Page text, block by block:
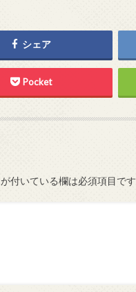
シェア
Pocket
が付いている欄は必須項目です